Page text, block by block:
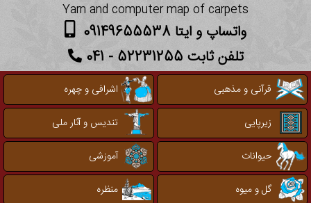
Yarn and computer map of carpets
واتساپ و ایتا 09149655538
تلفن ثابت 52231255 - 041
قرآنی و مذهبی
اشرافی و چهره
زیرپایی
تندیس و آثار ملی
حیوانات
آموزشی
گل و میوه
منظره